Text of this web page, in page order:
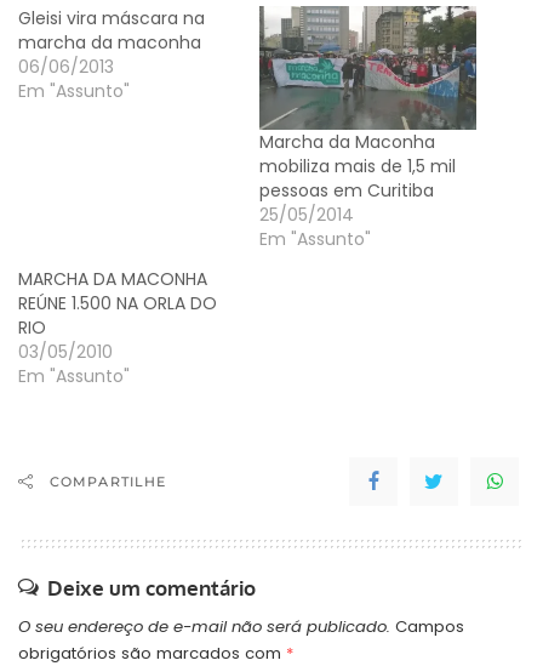
Gleisi vira máscara na
marcha da maconha
06/06/2013
Em "Assunto"
Marcha da Maconha
mobiliza mais de 1,5 mil
pessoas em Curitiba
25/05/2014
Em "Assunto"
MARCHA DA MACONHA
REÚNE 1.500 NA ORLA DO
RIO
03/05/2010
Em "Assunto"
COMPARTILHE
Deixe um comentário
O seu endereço de e-mail não será publicado. Campos
obrigatórios são marcados com *